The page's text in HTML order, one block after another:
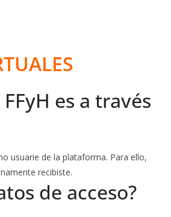
ALES
es a través
usuarie de la plataforma. Para ello,
recibiste.
de acceso?